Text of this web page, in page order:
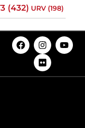
(432) URV (198)